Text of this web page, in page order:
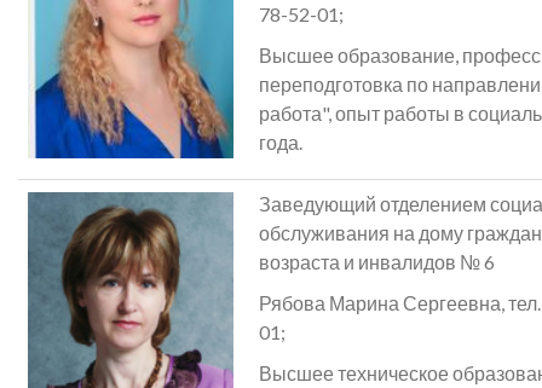
78-52-01;
Высшее образование,
переподготовка по
работа", опыт работы в
года.
Заведующий отделением
обслуживания на дому
возраста и инвалидов № 6
Рябова Марина Сергеевна,
01;
Высшее техническое